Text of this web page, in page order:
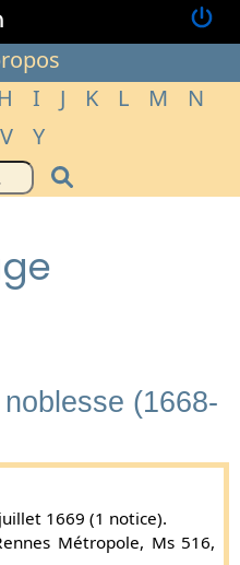
H I J K L M
N
V Y
(1668-
1669 (1 notice).
Métropole, Ms 516,